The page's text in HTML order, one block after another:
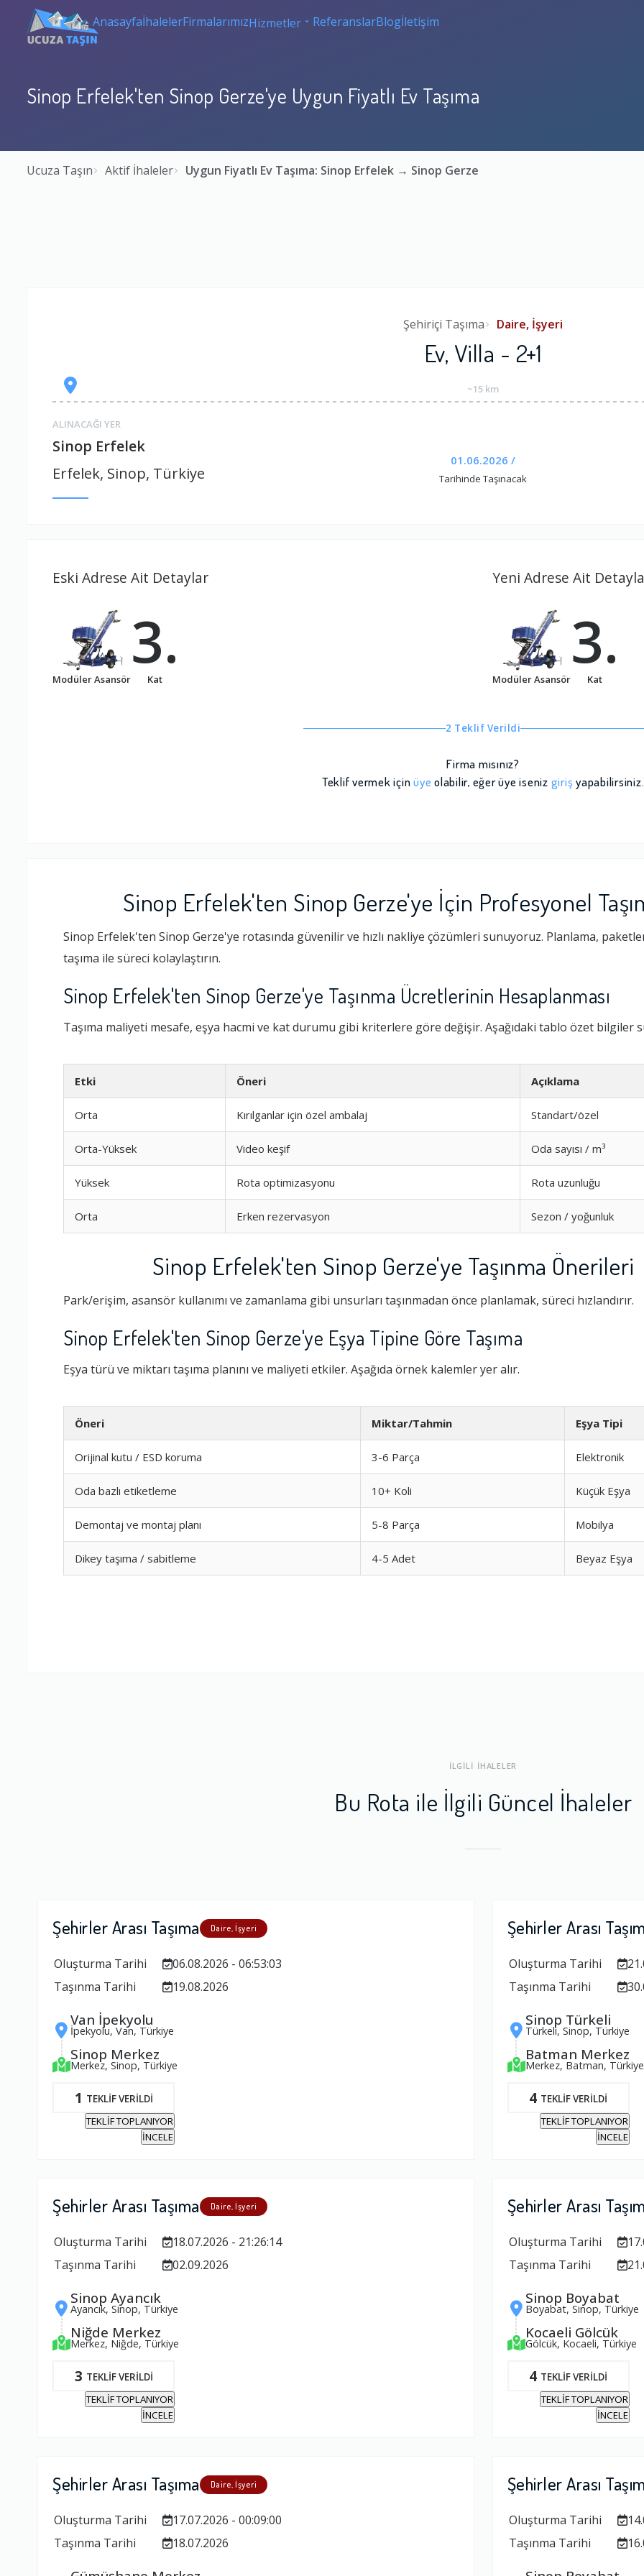
AnasayfaİhalelerFirmalarımızHizmetler ReferanslarBlogİletişim
Sinop Erfelek'ten Sinop Gerze'ye Uygun Fiyatlı Ev Taşıma
Ucuza Taşın Aktif İhaleler Uygun Fiyatlı Ev Taşıma: Sinop Erfelek → Sinop Gerze
Şehiriçi Taşıma Daire, İşyeri
Ev, Villa - 2+1
~15 km
ALINACAĞI YER
Sinop Erfelek
Erfelek, Sinop, Türkiye
01.06.2026 /
Tarihinde Taşınacak
Eski Adrese Ait Detaylar
Modüler Asansör
3.
Kat
Yeni Adrese Ait
Modüler Asansör
3.
Kat
2 Teklif Verildi
Firma mısınız?
Teklif vermek içinüye olabilir, eğer üye iseniz giriş yapabilirsiniz.
Sinop Erfelek'ten Sinop Gerze'ye İçin Profesyonel
Sinop Erfelek'ten Sinop Gerze'ye rotasında güvenilir ve hızlı nakliye çözümleri sunuyoruz. Planlama,
taşıma ile süreci kolaylaştırın.
Sinop Erfelek'ten Sinop Gerze'ye Taşınma Ücretlerinin Hesaplanması
Taşıma maliyeti mesafe, eşya hacmi ve kat durumu gibi kriterlere göre değişir. Aşağıdaki tablo özet bilgiler
Etki Öneri Açıklama
Orta Kırılganlar için özel ambalaj Standart/özel
Orta-Yüksek Video keşif Oda sayısı / m³
Yüksek Rota optimizasyonu Rota uzunluğu
Orta Erken rezervasyon Sezon / yoğunluk
Sinop Erfelek'ten Sinop Gerze'ye Taşınma Önerileri
Park/erişim, asansör kullanımı ve zamanlama gibi unsurları taşınmadan önce planlamak, süreci hızlandırır.
Sinop Erfelek'ten Sinop Gerze'ye Eşya Tipine Göre Taşıma
Eşya türü ve miktarı taşıma planını ve maliyeti etkiler. Aşağıda örnek kalemler yer alır.
Öneri Miktar/Tahmin Eşya Tipi
Orijinal kutu / ESD koruma 3-6 Parça Elektronik
Oda bazlı etiketleme 10+ Koli Küçük Eşya
Demontaj ve montaj planı 5-8 Parça Mobilya
Dikey taşıma / sabitleme 4-5 Adet Beyaz Eşya
İLGİLİ İHALELER
Bu Rota ile İlgili Güncel İhaleler
Şehirler Arası Taşıma Daire, İşyeri
Oluşturma Tarihi
06.08.2026 - 06:53:03
Taşınma Tarihi
19.08.2026
Van İpekyolu
İpekyolu, Van, Türkiye
Sinop Merkez
Merkez, Sinop, Türkiye
1 TEKLİF VERİLDİ
TEKLİF TOPLANIYOR
İNCELE
Şehirler Arası
Oluşturma Tarihi
Taşınma Tarihi
Sinop Türkeli
Türkeli, Sinop, Türkiye
Batman Merkez
Merkez, Batman, Türkiye
4 TEKLİF VERİLDİ
TEKLİF TOPLANIYOR
İNCELE
Şehirler Arası Taşıma Daire, İşyeri
Oluşturma Tarihi
18.07.2026 - 21:26:14
Taşınma Tarihi
02.09.2026
Sinop Ayancık
Ayancık, Sinop, Türkiye
Niğde Merkez
Merkez, Niğde, Türkiye
3 TEKLİF VERİLDİ
TEKLİF TOPLANIYOR
İNCELE
Şehirler Arası
Oluşturma Tarihi
Taşınma Tarihi
Sinop Boyabat
Boyabat, Sinop, Türkiye
Kocaeli Gölcük
Gölcük, Kocaeli, Türkiye
4 TEKLİF VERİLDİ
TEKLİF TOPLANIYOR
İNCELE
Şehirler Arası Taşıma Daire, İşyeri
Oluşturma Tarihi
17.07.2026 - 00:09:00
Taşınma Tarihi
18.07.2026
Şehirler Arası
Oluşturma Tarihi
Taşınma Tarihi
Firma ile İletişim 1.0